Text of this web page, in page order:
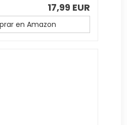
17,99 EUR
en Amazon